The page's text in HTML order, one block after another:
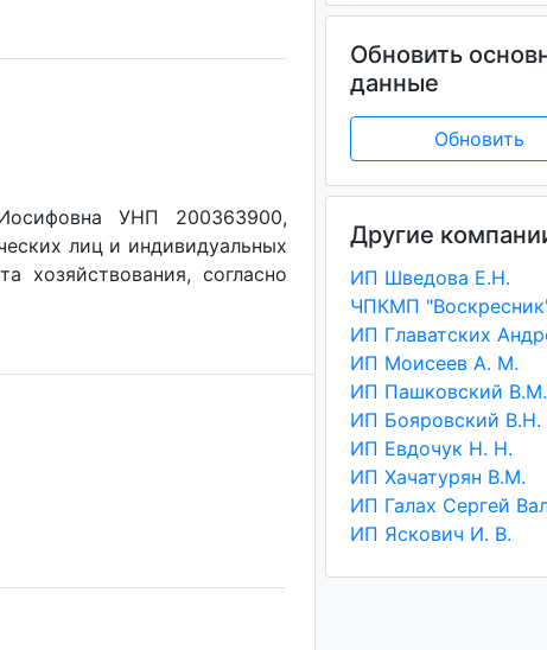
УНП 200363900,
лиц и индивидуальных
хозяйствования, согласно
Обновить
данные
Обновить
Другие
ИП Шведова Е.Н.
ЧПКМП
ИП Моисеев А. М.
ИП Пашковский В.М.
ИП Бояровский В.Н.
ИП Евдочук Н. Н.
ИП Хачатурян В.М.
ИП Яскович И. В.